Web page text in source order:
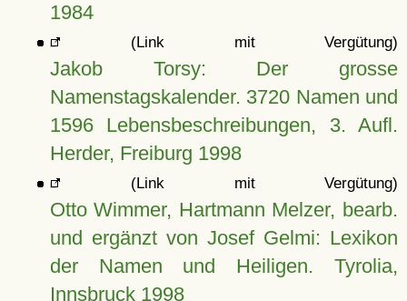
1984
(Link mit Vergütung)
Jakob Torsy: Der grosse
Namenstagskalender. 3720 Namen und
1596 Lebensbeschreibungen, 3. Aufl.
Herder, Freiburg 1998
(Link mit Vergütung)
Otto Wimmer, Hartmann Melzer, bearb.
und ergänzt von Josef Gelmi: Lexikon
der Namen und Heiligen. Tyrolia,
Innsbruck 1998